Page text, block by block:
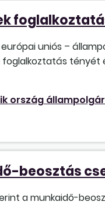
uniós –
ország
beosztás
a munkaidő-